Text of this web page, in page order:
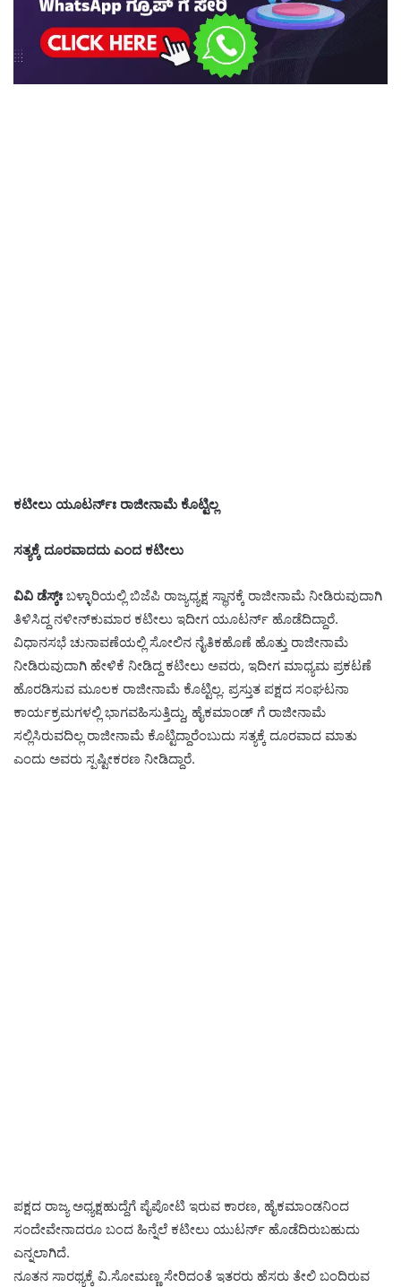
ಕಟೀಲು ಯೂಟರ್ನ್ಃ ರಾಜೀನಾಮೆ ಕೊಟ್ಟಿಲ್ಲ
ಸತ್ಯಕ್ಕೆ ದೂರವಾದದು ಎಂದ ಕಟೀಲು
ವಿವಿ ಡೆಸ್ಕ್ಃ ಬಳ್ಳಾರಿಯಲ್ಲಿ ಬಿಜೆಪಿ ರಾಜ್ಯಧ್ಯಕ್ಷ ಸ್ಥಾನಕ್ಕೆ ರಾಜೀನಾಮೆ ನೀಡಿರುವುದಾಗಿ
ತಿಳಿಸಿದ್ದ ನಳೀನ್‌ಕುಮಾರ ಕಟೀಲು ಇದೀಗ ಯೂಟರ್ನ್ ಹೊಡೆದಿದ್ದಾರೆ.
ವಿಧಾನಸಭೆ ಚುನಾವಣೆಯಲ್ಲಿ ಸೋಲಿನ ನೈತಿಕಹೊಣೆ ಹೊತ್ತು ರಾಜೀನಾಮೆ
ನೀಡಿರುವುದಾಗಿ ಹೇಳಿಕೆ ನೀಡಿದ್ದ ಕಟೀಲು ಅವರು, ಇದೀಗ ಮಾಧ್ಯಮ ಪ್ರಕಟಣೆ
ಹೊರಡಿಸುವ ಮೂಲಕ ರಾಜೀನಾಮೆ ಕೊಟ್ಟಿಲ್ಲ. ಪ್ರಸ್ತುತ ಪಕ್ಷದ ಸಂಘಟನಾ
ಕಾರ್ಯಕ್ರಮಗಳಲ್ಲಿ ಭಾಗವಹಿಸುತ್ತಿದ್ದು, ಹೈಕಮಾಂಡ್ ಗೆ ರಾಜೀನಾಮೆ
ಸಲ್ಲಿಸಿರುವದಿಲ್ಲ ರಾಜೀನಾಮೆ ಕೊಟ್ಟಿದ್ದಾರೆಂಬುದು ಸತ್ಯಕ್ಕೆ ದೂರವಾದ ಮಾತು
ಎಂದು ಅವರು ಸ್ಪಷ್ಟೀಕರಣ ನೀಡಿದ್ದಾರೆ.
ಪಕ್ಷದ ರಾಜ್ಯ ಅಧ್ಯಕ್ಷ‌ಹುದ್ದೆಗೆ ಪೈಪೋಟಿ ಇರುವ ಕಾರಣ, ಹೈಕಮಾಂಡನಿಂದ
ಸಂದೇವೇನಾದರೂ ಬಂದ ಹಿನ್ನೆಲೆ ಕಟೀಲು ಯುಟರ್ನ್ ಹೊಡೆದಿರುಬಹುದು
ಎನ್ನಲಾಗಿದೆ.
ನೂತನ ಸಾರಥ್ಯಕ್ಕೆ‌‌ ವಿ.ಸೋಮಣ್ಣ ಸೇರಿದಂತೆ ಇತರರು ಹೆಸರು ತೇಲಿ ಬಂದಿರುವ